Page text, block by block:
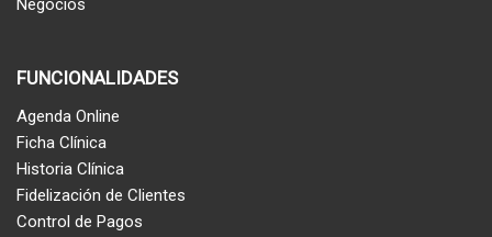
Negocios
FUNCIONALIDADES
Agenda Online
Ficha Clínica
Historia Clínica
Fidelización de Clientes
Control de Pagos